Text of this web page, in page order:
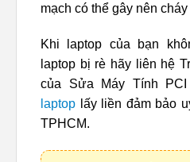
mạch có thể gây nên cháy
Khi laptop của bạn
laptop bị rè hãy liên hệ
của Sửa Máy Tính
laptop lấy liền đảm bảo
TPHCM.